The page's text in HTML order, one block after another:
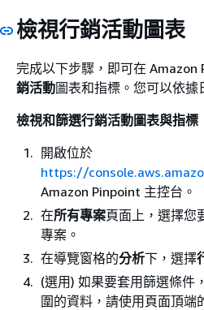
檢視行銷活動圖表
完成以下步驟，即可在 Amazon
銷活動圖表和指標。您可以依據
檢視和篩選行銷活動圖表與指標
開啟位於
https://
Amazon Pinpoint 主控台。
在所有專案頁面上，選擇您
專案。
在導覽窗格的分析下，選擇
(選用) 如果要套用篩選條件
圍的資料，請使用頁面頂端